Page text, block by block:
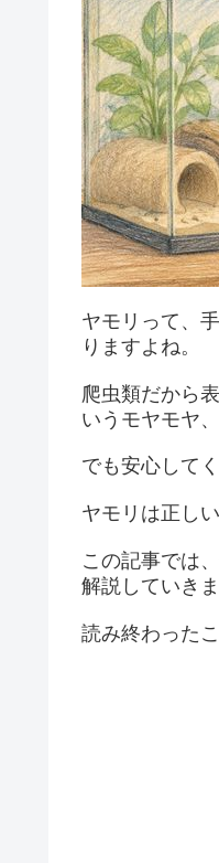
ヤモリって、
りますよね。
爬虫類だから
いうモヤモヤ
でも安心してく
ヤモリは正し
この記事では
解説していきま
読み終わった